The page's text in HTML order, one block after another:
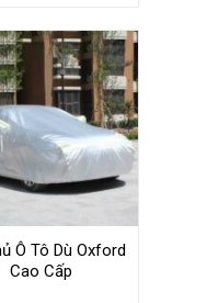
Ô Tô Dù Oxford
Cao Cấp